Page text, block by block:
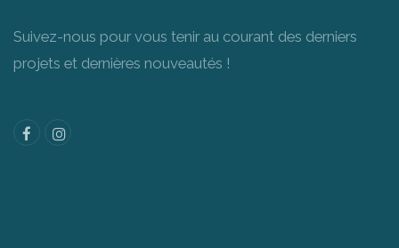
Suivez-nous pour vous tenir au courant des derniers
projets et dernières nouveautés !